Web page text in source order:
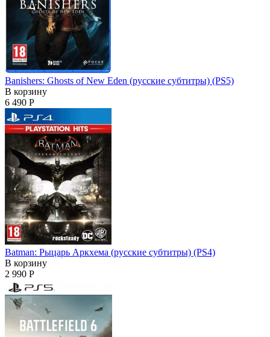
Banishers: Ghosts of New Eden (русские субтитры) (PS5)
В корзину
6 490 Р
Batman: Рыцарь Аркхема (русские субтитры) (PS4)
В корзину
2 990 Р